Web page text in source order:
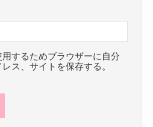
するためブラウザーに自分
ス、サイトを保存する。